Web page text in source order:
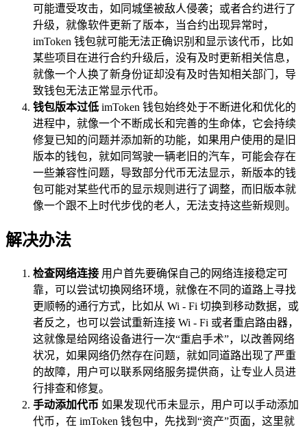
可能遭受攻击，如同城堡被敌人侵袭；或者合约进行了
升级，就像软件更新了版本，当合约出现异常时，
imToken 钱包就可能无法正确识别和显示该代币，比如
某些项目在进行合约升级后，没有及时更新相关信息，
就像一个人换了新身份证却没有及时告知相关部门，导
致钱包无法正常显示代币。
钱包版本过低 imToken 钱包始终处于不断进化和优化的
进程中，就像一个不断成长和完善的生命体，它会持续
修复已知的问题并添加新的功能，如果用户使用的是旧
版本的钱包，就如同驾驶一辆老旧的汽车，可能会存在
一些兼容性问题，导致部分代币无法显示，新版本的钱
包可能对某些代币的显示规则进行了调整，而旧版本就
像一个跟不上时代步伐的老人，无法支持这些新规则。
解决办法
检查网络连接 用户首先要确保自己的网络连接稳定可
靠，可以尝试切换网络环境，就像在不同的道路上寻找
更顺畅的通行方式，比如从 Wi - Fi 切换到移动数据，或
者反之，也可以尝试重新连接 Wi - Fi 或者重启路由器，
这就像是给网络设备进行一次“重启手术”，以改善网络
状况，如果网络仍然存在问题，就如同道路出现了严重
的故障，用户可以联系网络服务提供商，让专业人员进
行排查和修复。
手动添加代币 如果发现代币未显示，用户可以手动添加
代币，在 imToken 钱包中，先找到“资产”页面，这里就